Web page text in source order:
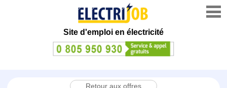
Site d'emploi en électricité
Retour aux offres